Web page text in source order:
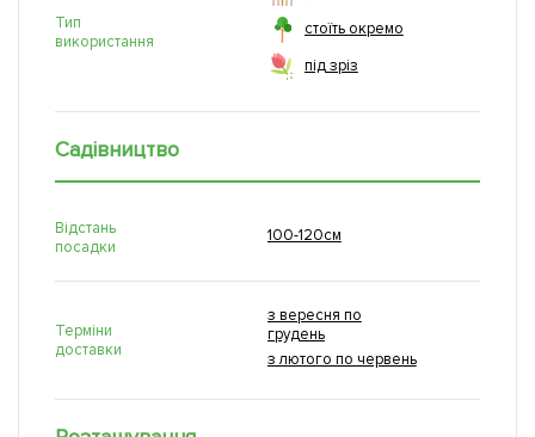
Тип
використання
стоїть окремо
під зріз
Садівництво
Відстань
посадки
100-120см
Терміни
доставки
з вересня по
грудень
з лютого по червень